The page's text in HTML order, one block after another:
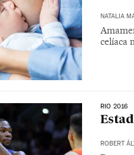
NATALIA
celíaca
RIO 2016
ROBERT